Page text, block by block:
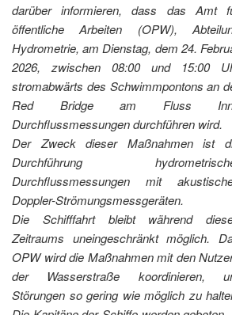
darüber informieren, dass das Amt
öffentliche Arbeiten (OPW),
Hydrometrie, am Dienstag, dem 24.
2026, zwischen 08:00 und 15:00
stromabwärts des Schwimmpontons an
Red Bridge am Fluss
Durchflussmessungen durchführen wird.
Der Zweck dieser Maßnahmen ist
Durchführung
Durchflussmessungen mit
Doppler-Strömungsmessgeräten.
Die Schifffahrt bleibt während
Zeitraums uneingeschränkt möglich.
OPW wird die Maßnahmen mit den
der Wasserstraße koordinieren,
Störungen so gering wie möglich zu